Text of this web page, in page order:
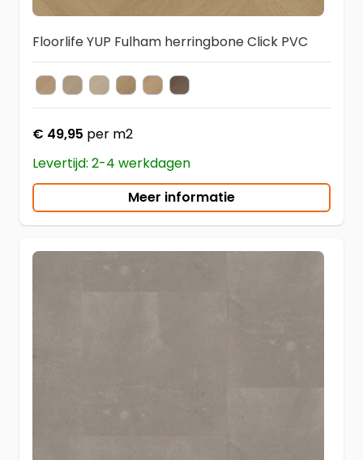
Floorlife YUP Fulham herringbone Click PVC
KleurNatural Oak
SmokyBeige Warm Oak
Dark Oak
Brown
€ 49,95 per m2
Levertijd: 2-4 werkdagen
Meer informatie